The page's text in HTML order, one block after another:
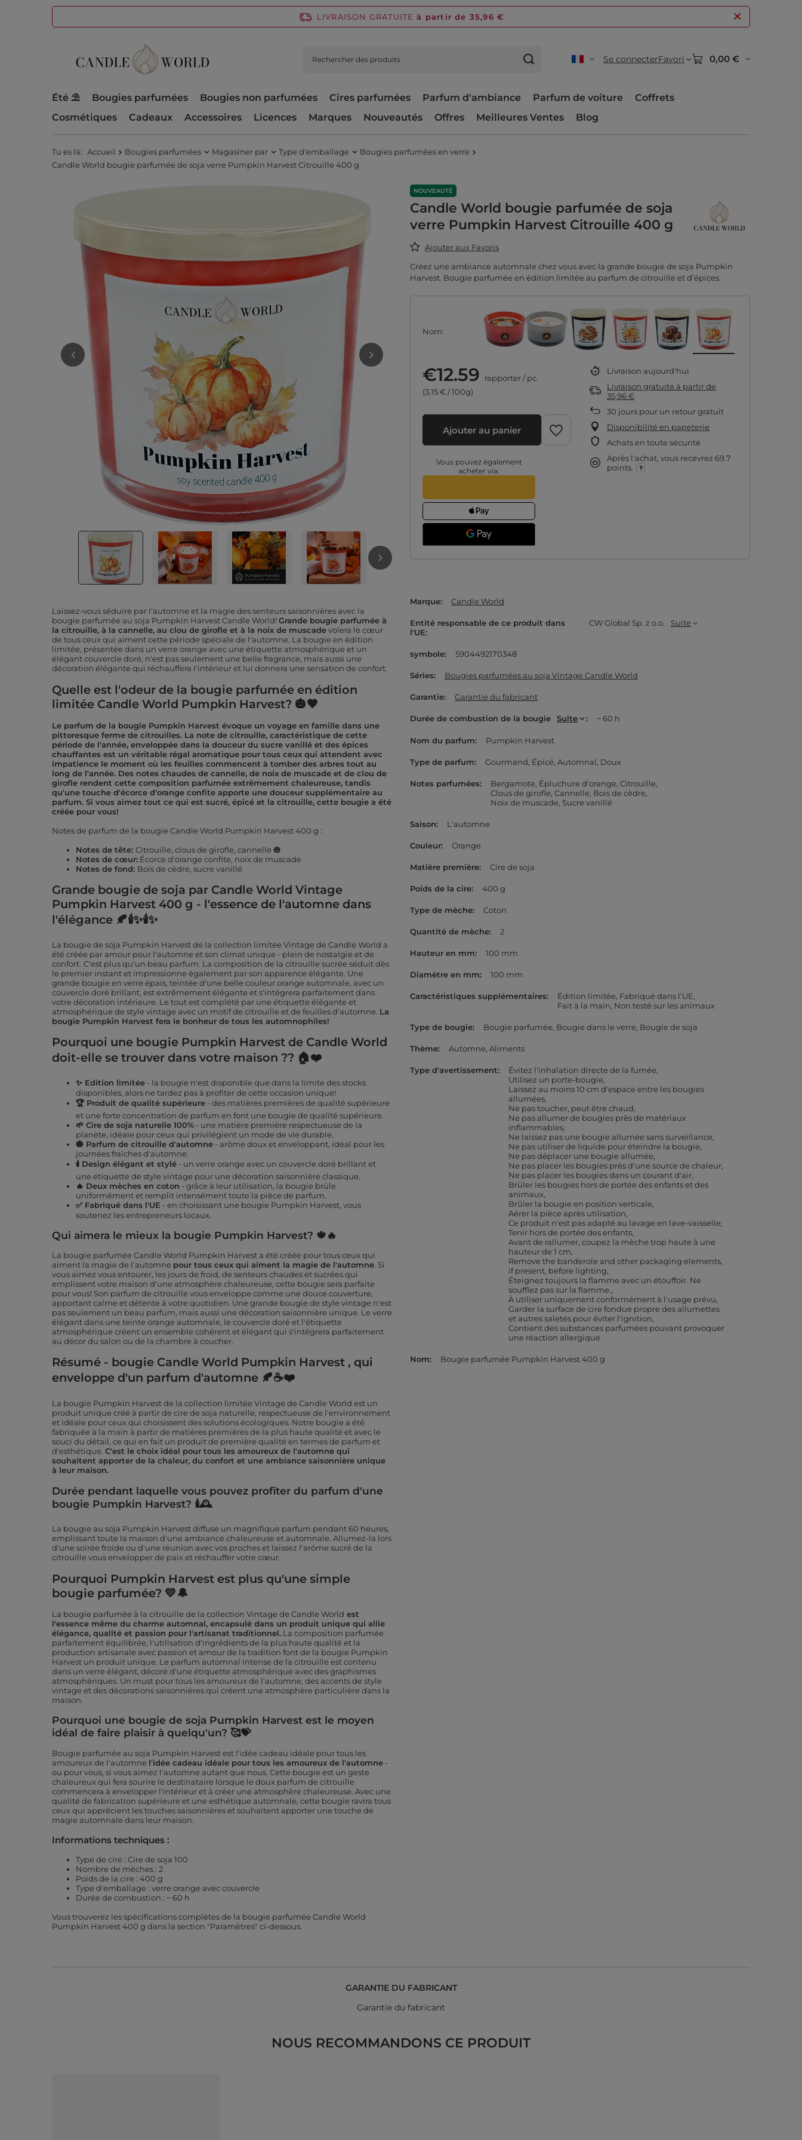
LIVRAISON GRATUITE à partir de 35,96 €
Se connecterFavori 0,00 €
Été ⛱️ Bougies parfumées Bougies non parfumées Cires parfumées Parfum d'ambiance Parfum de voiture
Coffrets
Cosmétiques
Cadeaux Accessoires Licences Marques Nouveautés Offres Meilleures Ventes Blog
Tu es là: Accueil Bougies parfumées Magasiner par Type d'emballage
Bougies parfumées en verre
Candle World bougie parfumée de soja verre Pumpkin Harvest Citrouille 400 g
NOUVEAUTÉ
Candle World bougie parfumée de soja
verre Pumpkin Harvest Citrouille 400 g
Ajouter aux Favoris
Créez une ambiance automnale chez vous avec la grande bougie de soja Pumpkin
Harvest. Bougie parfumée en édition limitée au parfum de citrouille et d’épices.
Nom
€12.59 rapporter/pc.
(3,15 € / 100g)
Ajouter au panier
Vous pouvez également
acheter via:
Livraison aujourd'hui
Livraison gratuite à partir de
35,96 €
30 jours pour un retour gratuit
Disponibilité en papeterie
Achats en toute sécurité
Après l'achat, vous recevrez 69.7
points.
Laissez-vous séduire par l'automne et la magie des senteurs saisonnières avec la
bougie parfumée au soja Pumpkin Harvest Candle World! Grande bougie parfumée à
la citrouille, à la cannelle, au clou de girofle et à la noix de muscadevolera le cœur
de tous ceux qui aiment cette période spéciale de l'automne. La bougie en édition
limitée, présentée dans un verre orange avec une étiquette atmosphérique et un
élégant couvercle doré, n'est pas seulement une belle fragrance, mais aussi une
décoration élégante qui réchauffera l'intérieur et lui donnera une sensation de confort.
Quelle est l'odeur de la bougie parfumée en édition
limitée Candle World Pumpkin Harvest? 🎃🧡
Le parfum de la bougie Pumpkin Harvest évoque un voyage en famille dans une
pittoresque ferme de citrouilles. La note de citrouille, caractéristique de cette
période de l'année, enveloppée dans la douceur du sucre vanillé et des épices
chauffantes est un véritable régal aromatique pour tous ceux qui attendent avec
impatience le moment où les feuilles commencent à tomber des arbres tout au
long de l'année. Des notes chaudes de cannelle, de noix de muscade et de clou de
girofle rendent cette composition parfumée extrêmement chaleureuse, tandis
qu'une touche d'écorce d'orange confite apporte une douceur supplémentaire au
parfum. Si vous aimez tout ce qui est sucré, épicé et la citrouille, cette bougie a été
créée pour vous!
Notes de parfum de la bougie Candle World Pumpkin Harvest 400 g :
Notes de tête: Citrouille, clous de girofle, cannelle 🎃
Notes de cœur: Écorce d'orange confite, noix de muscade
Notes de fond: Bois de cèdre, sucre vanillé
Grande bougie de soja par Candle World Vintage
Pumpkin Harvest 400 g - l'essence de l'automne dans
l'élégance 🍂🕯✨🕯✨
La bougie de soja Pumpkin Harvest de la collection limitée Vintage de Candle World a
été créée par amour pour l'automne et son climat unique - plein de nostalgie et de
confort. C'est plus qu'un beau parfum. La composition de la citrouille sucrée séduit dès
le premier instant et impressionne également par son apparence élégante. Une
grande bougie en verre épais, teintée d'une belle couleur orange automnale, avec un
couvercle doré brillant, est extrêmement élégante et s'intégrera parfaitement dans
votre décoration intérieure. Le tout est complété par une étiquette élégante et
atmosphérique de style vintage avec un motif de citrouille et de feuilles d'automne. La
bougie Pumpkin Harvest fera le bonheur de tous les automnophiles!
Pourquoi une bougie Pumpkin Harvest de Candle World
doit-elle se trouver dans votre maison ?? 🏠❤️
✨ Edition limitée - la bougie n'est disponible que dans la limite des stocks
disponibles, alors ne tardez pas à profiter de cette occasion unique!
🏆 Produit de qualité supérieure - des matières premières de qualité supérieure
et une forte concentration de parfum en font une bougie de qualité supérieure.
🌱 Cire de soja naturelle 100% - une matière première respectueuse de la
planète, idéale pour ceux qui privilégient un mode de vie durable.
🎃 Parfum de citrouille d'automne - arôme doux et enveloppant, idéal pour les
journées fraîches d'automne.
🕯️ Design élégant et stylé - un verre orange avec un couvercle doré brillant et
une étiquette de style vintage pour une décoration saisonnière classique.
🔥 Deux mèches en coton - grâce à leur utilisation, la bougie brûle
uniformément et remplit intensément toute la pièce de parfum.
✅ Fabriqué dans l'UE - en choisissant une bougie Pumpkin Harvest, vous
soutenez les entrepreneurs locaux.
Qui aimera le mieux la bougie Pumpkin Harvest? 🍁🔥
La bougie parfumée Candle World Pumpkin Harvest a été créée pour tous ceux qui
aiment la magie de l'automne pour tous ceux qui aiment la magie de l'automne. Si
vous aimez vous entourer, les jours de froid, de senteurs chaudes et sucrées qui
emplissent votre maison d'une atmosphère chaleureuse, cette bougie sera parfaite
pour vous! Son parfum de citrouille vous enveloppe comme une douce couverture,
apportant calme et détente à votre quotidien. Une grande bougie de style vintage n'est
pas seulement un beau parfum, mais aussi une décoration saisonnière unique. Le verre
élégant dans une teinte orange automnale, le couvercle doré et l'étiquette
atmosphérique créent un ensemble cohérent et élégant qui s'intégrera parfaitement
au décor du salon ou de la chambre à coucher.
Résumé - bougie Candle World Pumpkin Harvest , qui
enveloppe d'un parfum d'automne 🍂☕❤️
La bougie Pumpkin Harvest de la collection limitée Vintage de Candle World est un
produit unique créé à partir de cire de soja naturelle, respectueuse de l'environnement
et idéale pour ceux qui choisissent des solutions écologiques. Notre bougie a été
fabriquée à la main à partir de matières premières de la plus haute qualité et avec le
souci du détail, ce qui en fait un produit de première qualité en termes de parfum et
d'esthétique. C'est le choix idéal pour tous les amoureux de l'automne qui
souhaitent apporter de la chaleur, du confort et une ambiance saisonnière unique
à leur maison.
Durée pendant laquelle vous pouvez profiter du parfum d'une
bougie Pumpkin Harvest? 🕯🕰
La bougie au soja Pumpkin Harvest diffuse un magnifique parfum pendant 60 heures,
emplissant toute la maison d'une ambiance chaleureuse et automnale. Allumez-la lors
d'une soirée froide ou d'une réunion avec vos proches et laissez l'arôme sucré de la
citrouille vous envelopper de paix et réchauffer votre cœur.
Pourquoi Pumpkin Harvest est plus qu'une simple
bougie parfumée? 💛🔔
La bougie parfumée à la citrouille de la collection Vintage de Candle World est
l'essence même du charme automnal, encapsulé dans un produit unique qui allie
élégance, qualité et passion pour l'artisanat traditionnel. La composition parfumée
parfaitement équilibrée, l'utilisation d'ingrédients de la plus haute qualité et la
production artisanale avec passion et amour de la tradition font de la bougie Pumpkin
Harvest un produit unique. Le parfum automnal intense de la citrouille est contenu
dans un verre élégant, décoré d'une étiquette atmosphérique avec des graphismes
atmosphériques. Un must pour tous les amoureux de l'automne, des accents de style
vintage et des décorations saisonnières qui créent une atmosphère particulière dans la
maison.
Pourquoi une bougie de soja Pumpkin Harvest est le moyen
idéal de faire plaisir à quelqu'un? 🥰💝
Bougie parfumée au soja Pumpkin Harvest est l'idée cadeau idéale pour tous les
amoureux de l'automne l'idée cadeau idéale pour tous les amoureux de l'automne -
ou pour vous, si vous aimez l'automne autant que nous. Cette bougie est un geste
chaleureux qui fera sourire le destinataire lorsque le doux parfum de citrouille
commencera à envelopper l'intérieur et à créer une atmosphère chaleureuse. Avec une
qualité de fabrication supérieure et une esthétique automnale, cette bougie ravira tous
ceux qui apprécient les touches saisonnières et souhaitent apporter une touche de
magie automnale dans leur maison.
Informations techniques :
Type de cire : Cire de soja 100
Nombre de mèches : 2
Poids de la cire : 400 g
Type d'emballage : verre orange avec couvercle
Durée de combustion : ~ 60 h
Vous trouverez les spécifications complètes de la bougie parfumée Candle World
Pumpkin Harvest 400 g dans la section "Paramètres" ci-dessous.
Marque Candle World
Entité responsable de ce produit dans
l'UE
CW Global Sp. z o.o. Suite
symbole 5904492170348
Séries Bougies parfumées au soja Vintage Candle World
Garantie Garantie du fabricant
Durée de combustion de la bougie Suite ~ 60 h
Nom du parfum Pumpkin Harvest
Type de parfum Gourmand Épicé Automnal Doux
Notes parfumées Bergamote Épluchure d'orange Citrouille
Clous de girofle Cannelle Bois de cèdre
Noix de muscade Sucre vanillé
Saison L'automne
Couleur Orange
Matière première Cire de soja
Poids de la cire 400 g
Type de mèche Coton
Quantité de mèche 2
Hauteur en mm 100 mm
Diamètre en mm 100 mm
Caractéristiques supplémentaires Édition limitée Fabriqué dans l’UE
Fait à la main Non testé sur les animaux
Type de bougie Bougie parfumée Bougie dans le verre Bougie de soja
Thème Automne Aliments
Type d'avertissement
Évitez l'inhalation directe de la fumée
Utilisez un porte-bougie
Laissez au moins 10 cm d'espace entre les bougies
allumées
Ne pas toucher, peut être chaud
Ne pas allumer de bougies près de matériaux
inflammables
Ne laissez pas une bougie allumée sans surveillance
Ne pas utiliser de liquide pour éteindre la bougie
Ne pas déplacer une bougie allumée
Ne pas placer les bougies près d'une source de chaleur
Ne pas placer les bougies dans un courant d'air
Brûler les bougies hors de portée des enfants et des
animaux
Brûler la bougie en position verticale
Aérer la pièce après utilisation
Ce produit n'est pas adapté au lavage en lave-vaisselle
Tenir hors de portée des enfants
Avant de rallumer, coupez la mèche trop haute à une
hauteur de 1 cm
Remove the banderole and other packaging elements,
if present, before lighting
Éteignez toujours la flamme avec un étouffoir. Ne
soufflez pas sur la flamme.
À utiliser uniquement conformément à l'usage prévu
Garder la surface de cire fondue propre des allumettes
et autres saletés pour éviter l'ignition
Contient des substances parfumées pouvant provoquer
une réaction allergique
Nom Bougie parfumée Pumpkin Harvest 400 g
GARANTIE DU FABRICANT
Garantie du fabricant
NOUS RECOMMANDONS CE PRODUIT